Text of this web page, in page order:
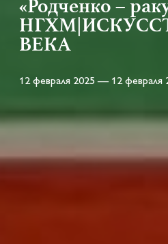
«Родченко –
ВЕКА
12 февраля 2025 — 12 февраля